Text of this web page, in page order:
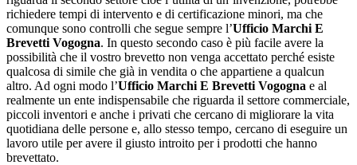
richiedere tempi di intervento e di certificazione minori, ma che
comunque sono controlli che segue sempre l’Ufficio Marchi E
Brevetti Vogogna. In questo secondo caso è più facile avere la
possibilità che il vostro brevetto non venga accettato perché esiste
qualcosa di simile che già in vendita o che appartiene a qualcun
altro. Ad ogni modo l’Ufficio Marchi E Brevetti Vogogna e al
realmente un ente indispensabile che riguarda il settore commerciale,
piccoli inventori e anche i privati che cercano di migliorare la vita
quotidiana delle persone e, allo stesso tempo, cercano di eseguire un
lavoro utile per avere il giusto introito per i prodotti che hanno
brevettato.